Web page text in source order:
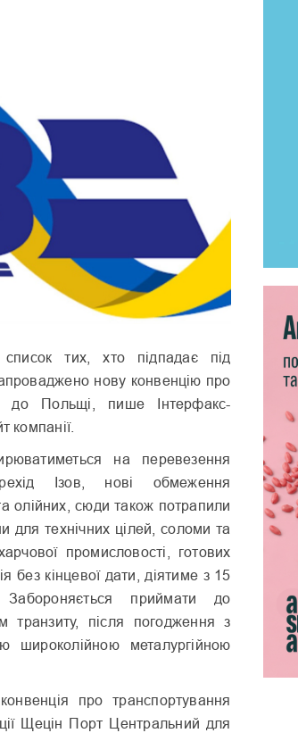
список тих, хто підпадає під
нову конвенцію про
до Польщі, пише Інтерфакс-
компанії.
на перевезення
Ізов, нові обмеження
олійних, сюди також потрапили
для технічних цілей, соломи та
промисловості, готових
без кінцевої дати, діятиме з 15
Забороняється приймати до
транзиту, після погодження з
широколійною металургійною
про транспортування
Щецін Порт Центральний для